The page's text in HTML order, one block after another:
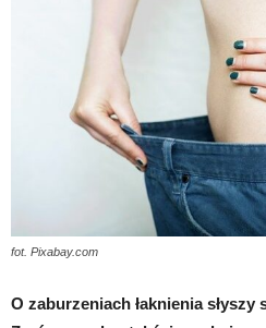
fot. Pixabay.com
O zaburzeniach łaknienia